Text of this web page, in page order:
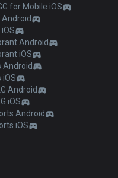
for Mobile iOS
Android
Android
iOS
Android
iOS
Android
iOS
Android
iOS